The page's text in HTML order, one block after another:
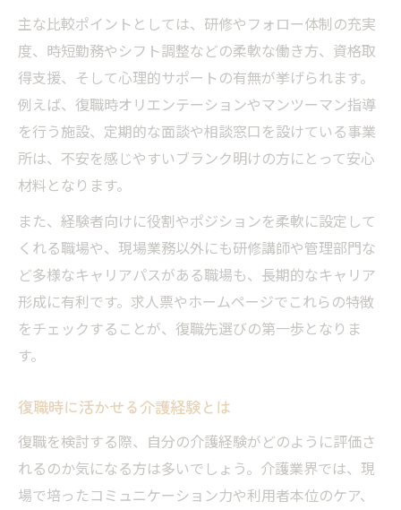
主な比較ポイントとしては、研修やフォロー体制の充実
度、時短勤務やシフト調整などの柔軟な働き方、資格取
得支援、そして心理的サポートの有無が挙げられます。
例えば、復職時オリエンテーションやマンツーマン指導
を行う施設、定期的な面談や相談窓口を設けている事業
所は、不安を感じやすいブランク明けの方にとって安心
材料となります。
また、経験者向けに役割やポジションを柔軟に設定して
くれる職場や、現場業務以外にも研修講師や管理部門な
ど多様なキャリアパスがある職場も、長期的なキャリア
形成に有利です。求人票やホームページでこれらの特徴
をチェックすることが、復職先選びの第一歩となりま
す。
復職時に活かせる介護経験とは
復職を検討する際、自分の介護経験がどのように評価さ
れるのか気になる方は多いでしょう。介護業界では、現
場で培ったコミュニケーション力や利用者本位のケア、